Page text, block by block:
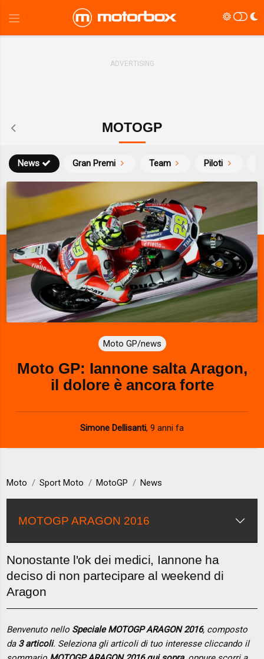
MOTOGP
News Gran Premi Team Piloti
Moto GP/news
Moto GP: Iannone salta Aragon,
il dolore è ancora forte
Simone Dellisanti, 9 anni fa
Moto Sport Moto MotoGP News
MOTOGP ARAGON 2016
Nonostante l'ok dei medici, Iannone ha
deciso di non partecipare al weekend di
Aragon
Benvenuto nello Speciale MOTOGP ARAGON 2016, composto
da 3 articoli. Seleziona gli articoli di tuo interesse cliccando il